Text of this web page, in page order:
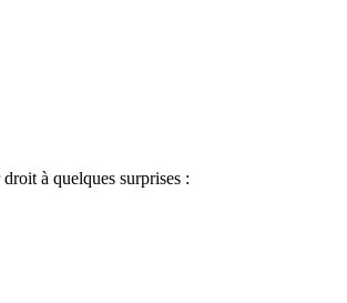
à quelques surprises :